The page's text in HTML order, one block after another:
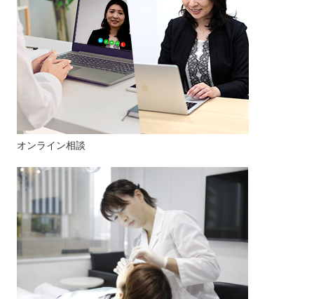
オンライン相談